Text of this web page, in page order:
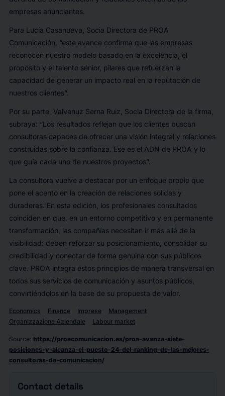
empresas anunciantes.
Para Lucía Casanueva, Socia Directora de PROA
Comunicación, “este avance confirma que las empresas
reconocen nuestro modelo basado en la excelencia, el
propósito y el talento sénior, pilares que refuerzan la
capacidad de generar un impacto real en la reputación de
nuestros clientes”.
Por su parte, Valvanuz Serna Ruiz, Socia Directora de la firma,
subraya: “Los resultados reflejan que los clientes buscan
consultoras capaces de ofrecer una visión integral y relaciones
construidas sobre la confianza. Ese es el ADN de PROA y lo
que guía cada uno de nuestros proyectos”.
La consultora vuelve a destacar por un enfoque propio que
pone el acento en la creación de relaciones sólidas y
duraderas. En esta edición, los profesionales consultados
coinciden en que, en un entorno competitivo y en permanente
transformación, las compañías necesitan ir más allá de la
visibilidad: deben reforzar su posicionamiento, consolidar su
credibilidad y conectar de forma genuina con sus públicos
clave. PROA integra estos principios de manera transversal en
todos sus servicios de comunicación y asuntos públicos,
convirtiéndolos en la base de su propuesta de valor.
Economics Finance Imprese
Management
Organizzazione Aziendale
Labour market
Source: https://proacomunicacion.es/proa-avanza-siete-
posiciones-y-alcanza-el-puesto-24-del-ranking-de-las-mejores-
consultoras-de-comunicacion/
Contact details